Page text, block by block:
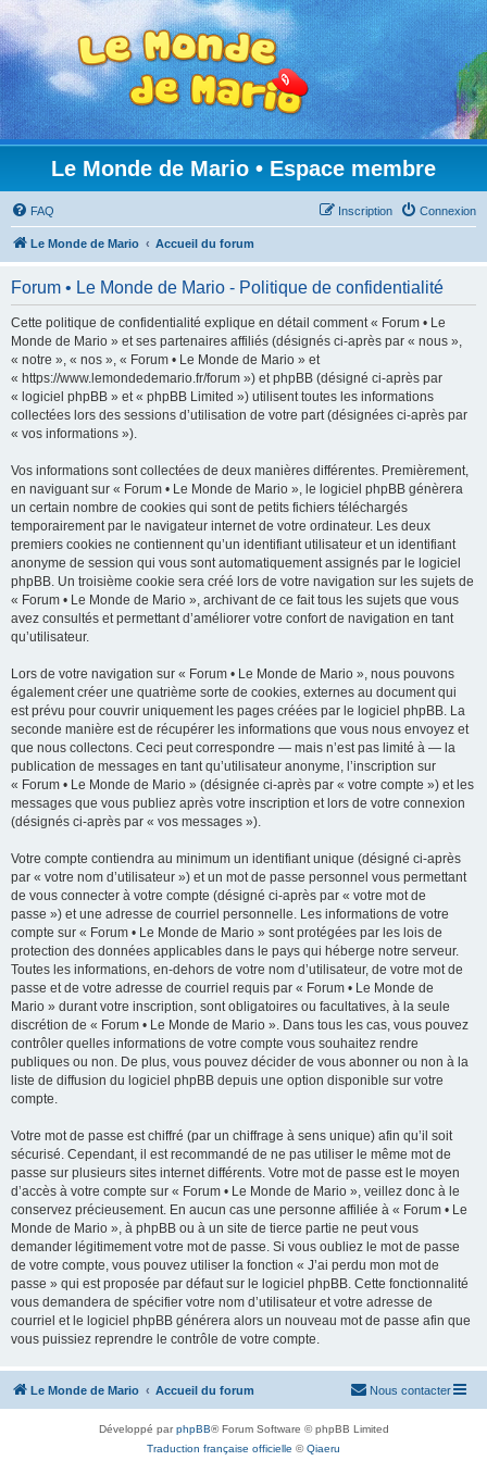
Le Monde de Mario • Espace membre
FAQ Connexion
Inscription
Le Monde de Mario Accueil du forum
Forum • Le Monde de Mario - Politique de confidentialité
Cette politique de confidentialité explique en détail comment « Forum • Le
Monde de Mario » et ses partenaires affiliés (désignés ci-après par « nous »,
« notre », « nos », « Forum • Le Monde de Mario » et
« https://www.lemondedemario.fr/forum ») et phpBB (désigné ci-après par
« logiciel phpBB » et « phpBB Limited ») utilisent toutes les informations
collectées lors des sessions d’utilisation de votre part (désignées ci-après par
« vos informations »).
Vos informations sont collectées de deux manières différentes. Premièrement,
en naviguant sur « Forum • Le Monde de Mario », le logiciel phpBB génèrera
un certain nombre de cookies qui sont de petits fichiers téléchargés
temporairement par le navigateur internet de votre ordinateur. Les deux
premiers cookies ne contiennent qu’un identifiant utilisateur et un identifiant
anonyme de session qui vous sont automatiquement assignés par le logiciel
phpBB. Un troisième cookie sera créé lors de votre navigation sur les sujets de
« Forum • Le Monde de Mario », archivant de ce fait tous les sujets que vous
avez consultés et permettant d’améliorer votre confort de navigation en tant
qu’utilisateur.
Lors de votre navigation sur « Forum • Le Monde de Mario », nous pouvons
également créer une quatrième sorte de cookies, externes au document qui
est prévu pour couvrir uniquement les pages créées par le logiciel phpBB. La
seconde manière est de récupérer les informations que vous nous envoyez et
que nous collectons. Ceci peut correspondre — mais n’est pas limité à — la
publication de messages en tant qu’utilisateur anonyme, l’inscription sur
« Forum • Le Monde de Mario » (désignée ci-après par « votre compte ») et les
messages que vous publiez après votre inscription et lors de votre connexion
(désignés ci-après par « vos messages »).
Votre compte contiendra au minimum un identifiant unique (désigné ci-après
par « votre nom d’utilisateur ») et un mot de passe personnel vous permettant
de vous connecter à votre compte (désigné ci-après par « votre mot de
passe ») et une adresse de courriel personnelle. Les informations de votre
compte sur « Forum • Le Monde de Mario » sont protégées par les lois de
protection des données applicables dans le pays qui héberge notre serveur.
Toutes les informations, en-dehors de votre nom d’utilisateur, de votre mot de
passe et de votre adresse de courriel requis par « Forum • Le Monde de
Mario » durant votre inscription, sont obligatoires ou facultatives, à la seule
discrétion de « Forum • Le Monde de Mario ». Dans tous les cas, vous pouvez
contrôler quelles informations de votre compte vous souhaitez rendre
publiques ou non. De plus, vous pouvez décider de vous abonner ou non à la
liste de diffusion du logiciel phpBB depuis une option disponible sur votre
compte.
Votre mot de passe est chiffré (par un chiffrage à sens unique) afin qu’il soit
sécurisé. Cependant, il est recommandé de ne pas utiliser le même mot de
passe sur plusieurs sites internet différents. Votre mot de passe est le moyen
d’accès à votre compte sur « Forum • Le Monde de Mario », veillez donc à le
conservez précieusement. En aucun cas une personne affiliée à « Forum • Le
Monde de Mario », à phpBB ou à un site de tierce partie ne peut vous
demander légitimement votre mot de passe. Si vous oubliez le mot de passe
de votre compte, vous pouvez utiliser la fonction « J’ai perdu mon mot de
passe » qui est proposée par défaut sur le logiciel phpBB. Cette fonctionnalité
vous demandera de spécifier votre nom d’utilisateur et votre adresse de
courriel et le logiciel phpBB générera alors un nouveau mot de passe afin que
vous puissiez reprendre le contrôle de votre compte.
Le Monde de Mario Accueil du forum Nous contacter
Développé parphpBB® Forum Software © phpBB Limited
Traduction française officielle ©Qiaeru